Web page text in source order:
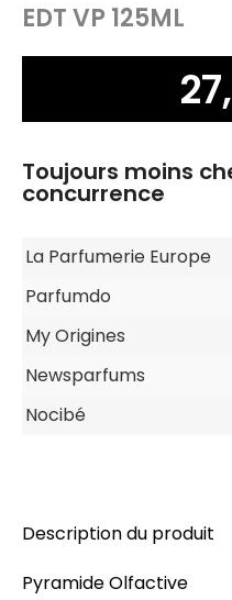
EDT VP 125ML
Toujours moins
concurrence
La Parfumerie Europe
Parfumdo
My Origines
Newsparfums
Nocibé
Description du produit
Pyramide Olfactive